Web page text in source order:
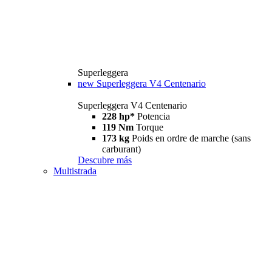
Superleggera
new Superleggera V4 Centenario
Superleggera V4 Centenario
228 hp* Potencia
119 Nm Torque
173 kg Poids en ordre de marche (sans
carburant)
Descubre más
Multistrada